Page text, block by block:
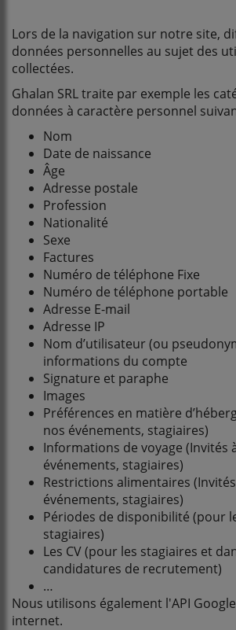
Lors de la navigation sur notre site,
données personnelles au sujet des
collectées.
Ghalan SRL traite par exemple les
données à caractère personnel
Nom
Date de naissance
Âge
Adresse postale
Profession
Nationalité
Sexe
Factures
Numéro de téléphone Fixe
Numéro de téléphone portable
Adresse E-mail
Adresse IP
Nom d’utilisateur (ou
informations du compte
Signature et paraphe
Images
Préférences en matière
nos événements, stagiaires)
Informations de voyage (Invités
événements, stagiaires)
Restrictions alimentaires
événements, stagiaires)
Périodes de disponibilité (pour
stagiaires)
Les CV (pour les stagiaires et
candidatures de recrutement)
…
Nous utilisons également l'API
internet.